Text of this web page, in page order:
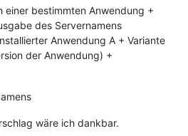
einer bestimmten Anwendung +
des Servernamens
Anwendung A + Variante
der Anwendung) +
wäre ich dankbar.